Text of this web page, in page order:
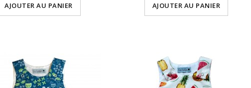
AJOUTER AU PANIER AJOUTER AU PANIER